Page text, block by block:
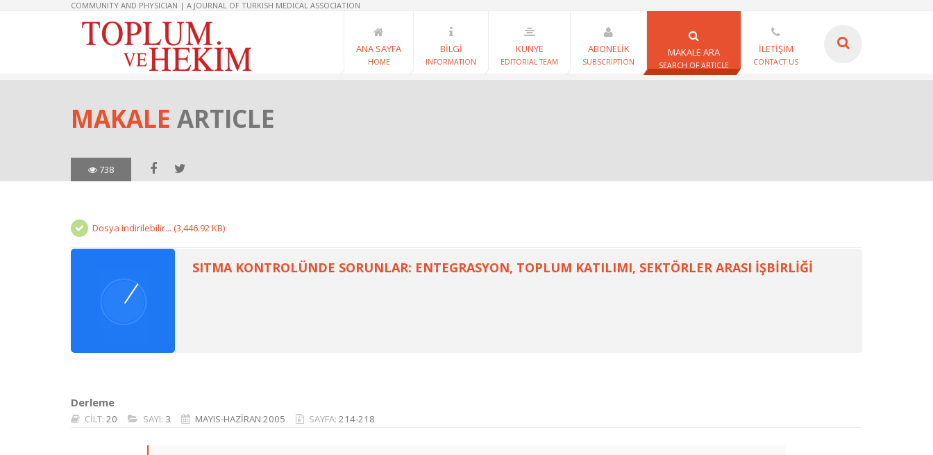
COMMUNITY AND PHYSICIAN | A JOURNAL OF TURKISH MEDICAL ASSOCIATION
ANA SAYFA
HOME
BİLGİ
INFORMATION
KÜNYE
EDITORIAL TEAM
ABONELİK
SUBSCRIPTION
MAKALE ARA
SEARCH OF ARTICLE
İLETİŞİM
CONTACT US
MAKALE ARTICLE
738
Dosya indirilebilir... (3,446.92 KB)
SITMA KONTROLÜNDE SORUNLAR: ENTEGRASYON, TOPLUM KATILIMI, SEKTÖRLER ARASI İŞBİRLİĞİ
Derleme
CİLT: 20 SAYI: 3 MAYIS-HAZİRAN 2005 SAYFA: 214-218